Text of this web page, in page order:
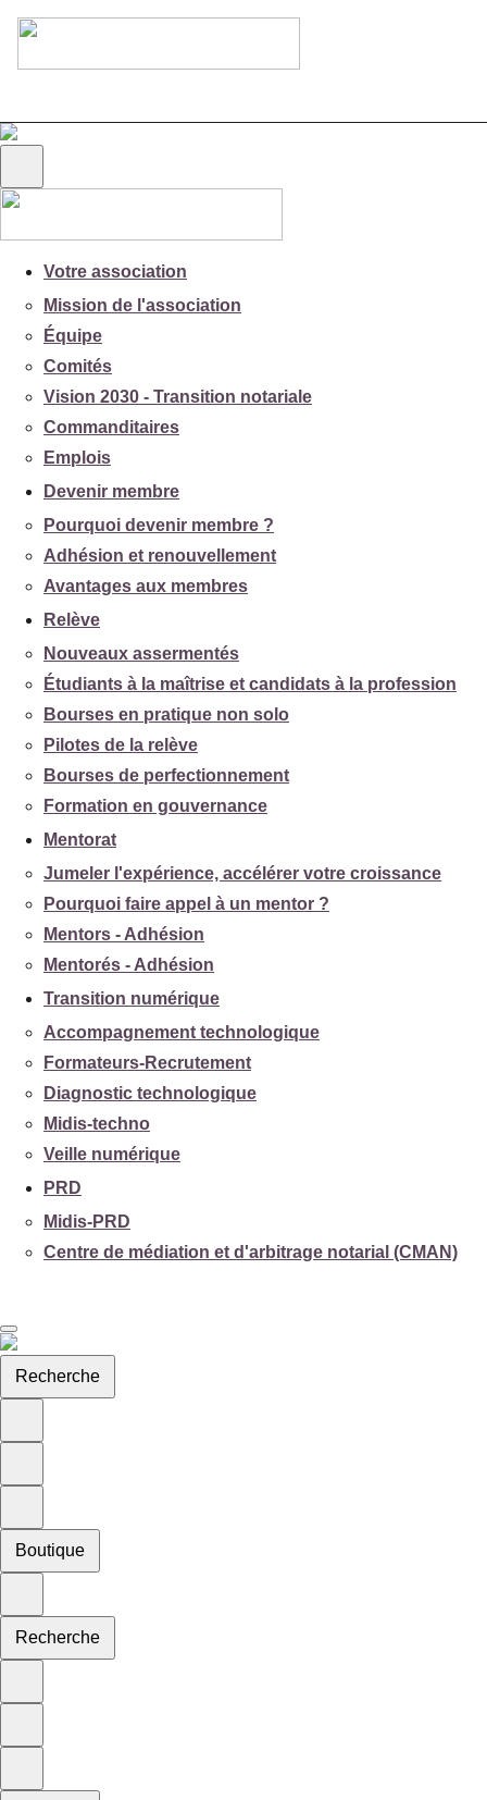
Votre association
Mission de l'association
Équipe
Comités
Vision 2030 - Transition notariale
Commanditaires
Emplois
Devenir membre
Pourquoi devenir membre ?
Adhésion et renouvellement
Avantages aux membres
Relève
Nouveaux assermentés
Étudiants à la maîtrise et candidats à la profession
Bourses en pratique non solo
Pilotes de la relève
Bourses de perfectionnement
Formation en gouvernance
Mentorat
Jumeler l'expérience, accélérer votre croissance
Pourquoi faire appel à un mentor ?
Mentors - Adhésion
Mentorés - Adhésion
Transition numérique
Accompagnement technologique
Formateurs-Recrutement
Diagnostic technologique
Midis-techno
Veille numérique
PRD
Midis-PRD
Centre de médiation et d'arbitrage notarial (CMAN)
Recherche
Boutique
Recherche